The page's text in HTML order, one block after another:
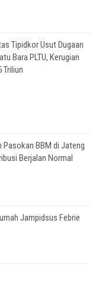
Tipidkor Usut Dugaan
Bara PLTU, Kerugian
Triliun
BBM di Jateng
Berjalan Normal
Jampidsus Febrie